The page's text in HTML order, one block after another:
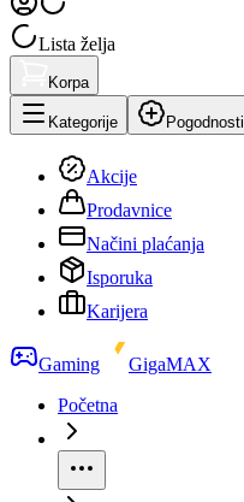
Lista želja
Korpa
Kategorije Pogodnosti
Akcije
Prodavnice
Načini plaćanja
Isporuka
Karijera
Gaming
GigaMAX
Početna